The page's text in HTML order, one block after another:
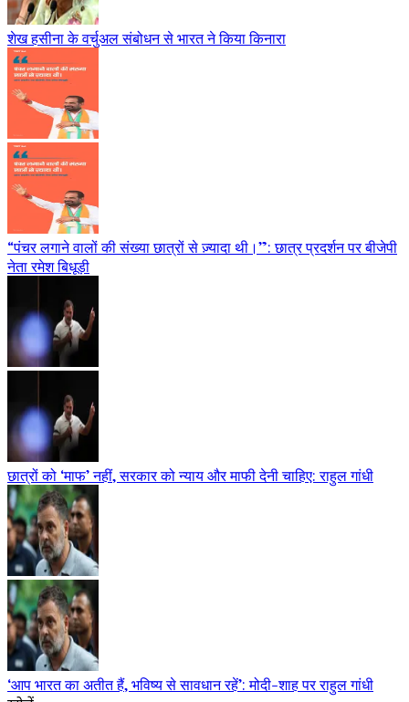
शेख हसीना के वर्चुअल संबोधन से भारत ने किया किनारा
“पंचर लगाने वालों की संख्या छात्रों से ज़्यादा थी।”: छात्र प्रदर्शन पर बीजेपी
नेता रमेश बिधूड़ी
छात्रों को ‘माफ’ नहीं, सरकार को न्याय और माफी देनी चाहिए: राहुल गांधी
‘आप भारत का अतीत हैं, भविष्य से सावधान रहें’: मोदी-शाह पर राहुल गांधी